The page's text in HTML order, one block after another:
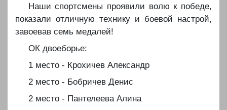
️️Наши спортсмены проявили волю к победе,
показали отличную технику и боевой настрой,
завоевав семь медалей!
️️ОК двоеборье:
️️1 место - Крохичев Александр
️️2 место - Бобричев Денис
️️2 место - Пантелеева Алина